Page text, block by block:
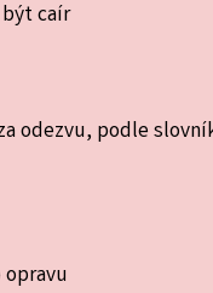
caír
odezvu, podle
opravu